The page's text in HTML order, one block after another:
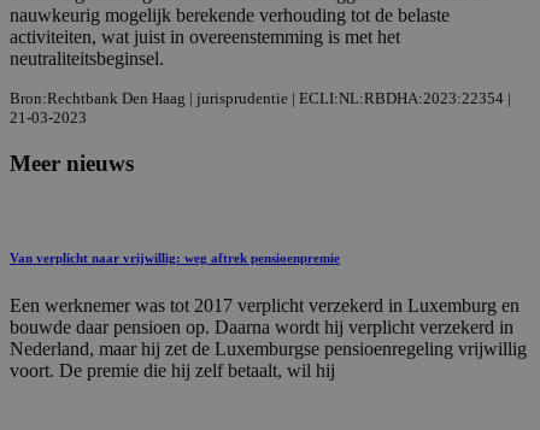
nauwkeurig mogelijk berekende verhouding tot de belaste
activiteiten, wat juist in overeenstemming is met het
neutraliteitsbeginsel.
Bron:Rechtbank Den Haag | jurisprudentie | ECLI:NL:RBDHA:2023:22354 |
21-03-2023
Meer nieuws
Van verplicht naar vrijwillig: weg aftrek pensioenpremie
Een werknemer was tot 2017 verplicht verzekerd in Luxemburg en
bouwde daar pensioen op. Daarna wordt hij verplicht verzekerd in
Nederland, maar hij zet de Luxemburgse pensioenregeling vrijwillig
voort. De premie die hij zelf betaalt, wil hij